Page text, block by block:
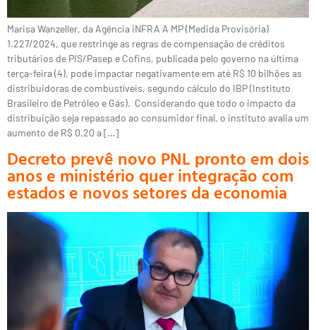
Marisa Wanzeller, da Agência iNFRA A MP (Medida Provisória)
1.227/2024, que restringe as regras de compensação de créditos
tributários de PIS/Pasep e Cofins, publicada pelo governo na última
terça-feira (4), pode impactar negativamente em até R$ 10 bilhões as
distribuidoras de combustíveis, segundo cálculo do IBP (Instituto
Brasileiro de Petróleo e Gás). Considerando que todo o impacto da
distribuição seja repassado ao consumidor final, o instituto avalia um
aumento de R$ 0,20 a […]
Decreto prevê novo PNL pronto em dois
anos e ministério quer integração com
estados e novos setores da economia